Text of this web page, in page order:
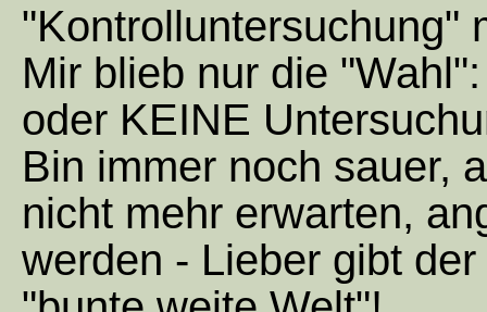
"Kontrolluntersuchung"
Mir blieb nur die
oder KEINE
Bin immer noch sauer,
nicht mehr erwarten,
werden - Lieber gibt